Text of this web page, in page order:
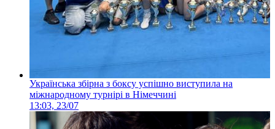
Українська збірна з боксу успішно виступила на
міжнародному турнірі в Німеччині
13:03, 23/07